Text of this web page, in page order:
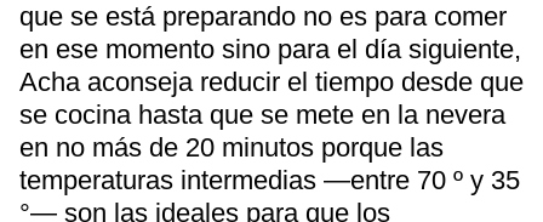
que se está preparando no es para comer
en ese momento sino para el día siguiente,
Acha aconseja reducir el tiempo desde que
se cocina hasta que se mete en la nevera
en no más de 20 minutos porque las
temperaturas intermedias —entre 70 º y 35
°— son las ideales para que los